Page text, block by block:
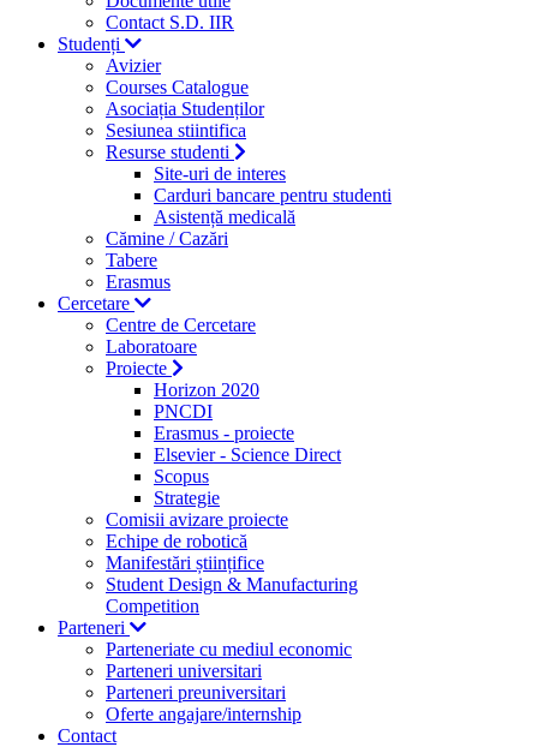
Contact S.D. IIR
Studenți
Avizier
Courses Catalogue
Asociația Studenților
Sesiunea stiintifica
Resurse studenti
Site-uri de interes
Carduri bancare pentru studenti
Asistență medicală
Cămine / Cazări
Tabere
Erasmus
Cercetare
Centre de Cercetare
Laboratoare
Proiecte
Horizon 2020
PNCDI
Erasmus - proiecte
Elsevier - Science Direct
Scopus
Strategie
Comisii avizare proiecte
Echipe de robotică
Manifestări științifice
Student Design & Manufacturing
Competition
Parteneri
Parteneriate cu mediul economic
Parteneri universitari
Parteneri preuniversitari
Oferte angajare/internship
Contact